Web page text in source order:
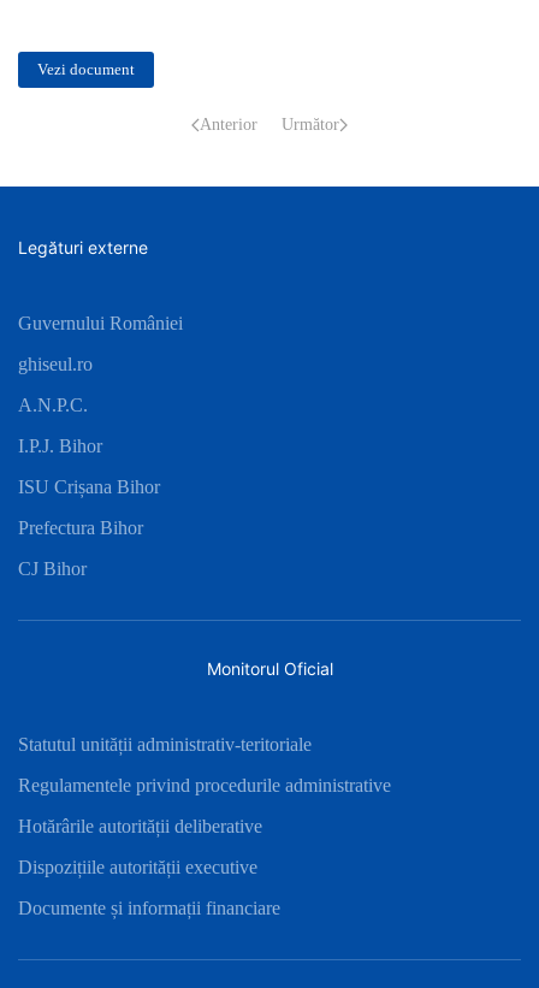
Vezi document
Anterior Următor
Legături externe
Guvernului României
ghiseul.ro
A.N.P.C.
I.P.J. Bihor
ISU Crișana Bihor
Prefectura Bihor
CJ Bihor
Monitorul Oficial
Statutul unității administrativ-teritoriale
Regulamentele privind procedurile administrative
Hotărârile autorității deliberative
Dispozițiile autorității executive
Documente și informații financiare